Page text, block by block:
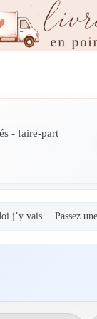
j’y vais… Passez